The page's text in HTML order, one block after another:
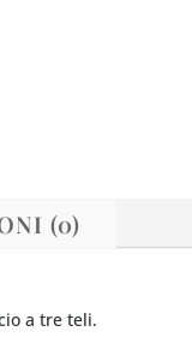
(0)
a tre teli.